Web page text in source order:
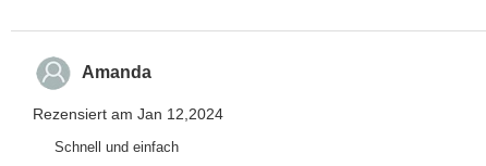
Amanda
Rezensiert am Jan 12,2024
Schnell und einfach